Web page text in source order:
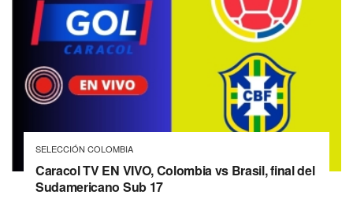
SELECCIÓN COLOMBIA
Caracol TV EN VIVO, Colombia vs Brasil, final del
Sudamericano Sub 17